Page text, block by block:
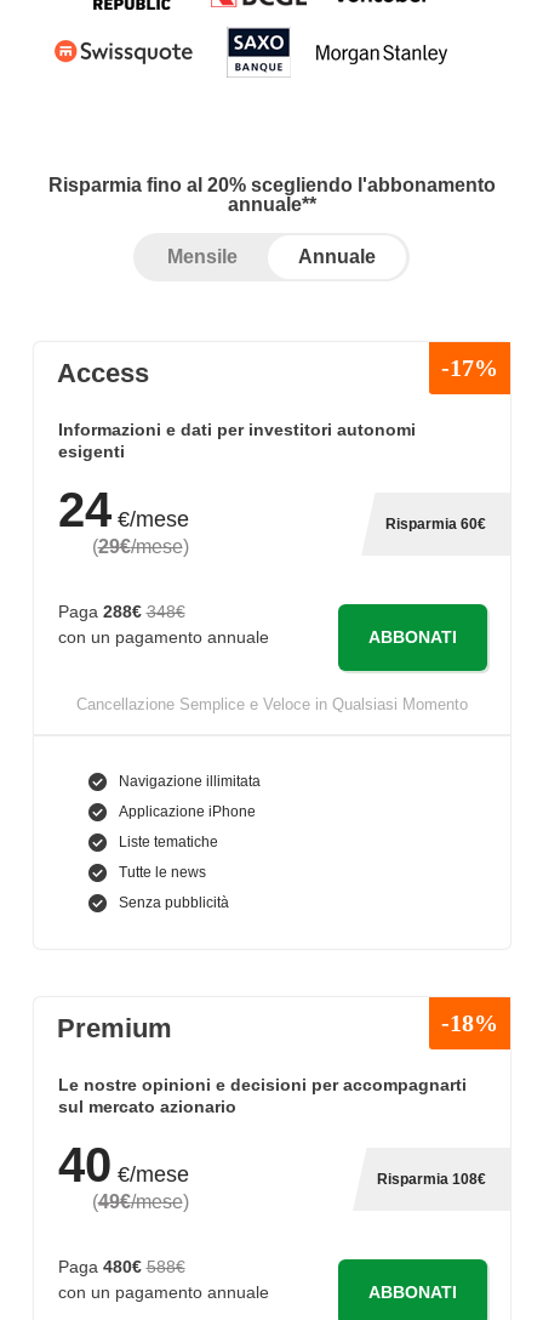
Risparmia fino al 20% scegliendo l'abbonamento
annuale**
Mensile Annuale
Access -17%
Informazioni e dati per investitori autonomi
esigenti
24€/mese
(29€/mese)
Risparmia 60€
Paga 288€ 348€
con un pagamento annuale
ABBONATI
Cancellazione Semplice e Veloce in Qualsiasi Momento
Navigazione illimitata
Applicazione iPhone
Liste tematiche
Tutte le news
Senza pubblicità
Premium -18%
Le nostre opinioni e decisioni per accompagnarti
sul mercato azionario
40 €/mese
(49€/mese)
Risparmia 108€
Paga 480€ 588€
con un pagamento annuale
ABBONATI